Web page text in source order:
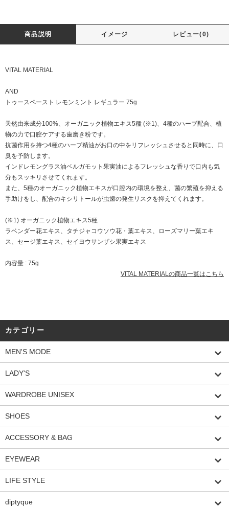
商品説明 イメージ レビュー(0)
VITAL MATERIAL
AND
トゥースペースト レモンミント レギュラー 75g
天然由来成分100%、オーガニック植物エキス5種 (※1)、4種のハーブ配合、植
物の力で口腔ケアする歯磨き粉です。
抗菌作用を持つ4種のハーブ精油がお口の中をリフレッシュさせると同時に、口
臭を予防します。
インドレモングラス油ベルガモット果実油によるフレッシュな香りで口内も気
分もスッキリさせてくれます。
また、5種のオーガニック植物エキスが口腔内の環境を整え、菌の繁殖を抑える
手助けをし、配合のキシリトールが虫歯の発生リスクを抑えてくれます。
(※1) オーガニック植物エキス5種
ラベンダー花エキス、タチジャコウソウ花・葉エキス、ローズマリー葉エキ
ス、セージ葉エキス、セイヨウサンザシ果実エキス
内容量 : 75g
VITAL MATERIALの商品一覧はこちら
カテゴリー
MEN'S MODE
LADY'S
WARDROBE UNISEX
SHOES
ACCESSORY & BAG
EYEWEAR
LIFE STYLE
diptyque